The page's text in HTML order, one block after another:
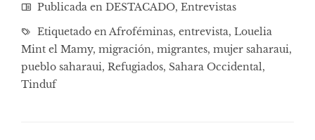
Publicada en DESTACADO, Entrevistas
Etiquetado enAfroféminas, entrevista, Louelia
Mint el Mamy, migración, migrantes, mujer saharaui,
pueblo saharaui, Refugiados, Sahara Occidental,
Tinduf